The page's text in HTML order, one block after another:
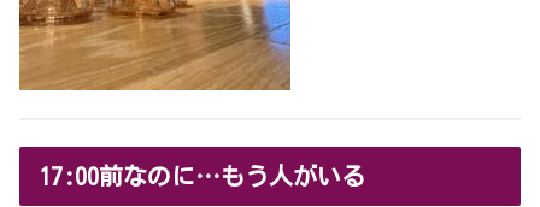
17:00前なのに…もう人がいる